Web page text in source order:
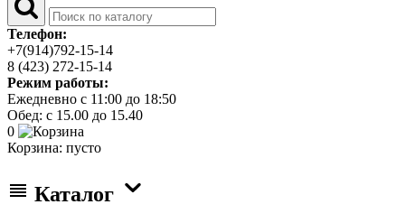
Телефон:
+7(914)792-15-14
8 (423) 272-15-14
Режим работы:
Ежедневно с 11:00 до 18:50
Обед: с 15.00 до 15.40
0
Корзина: пусто
Каталог